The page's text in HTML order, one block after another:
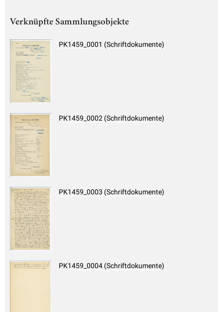
Verknüpfte Sammlungsobjekte
PK1459_0001 (Schriftdokumente)
PK1459_0002 (Schriftdokumente)
PK1459_0003 (Schriftdokumente)
PK1459_0004 (Schriftdokumente)